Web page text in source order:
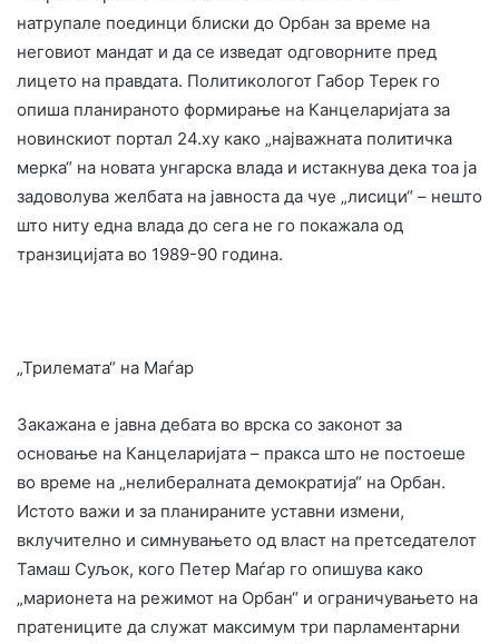
натрупале поединци блиски до Орбан за време на
неговиот мандат и да се изведат одговорните пред
лицето на правдата. Политикологот Габор Терек го
опиша планираното формирање на Канцеларијата за
новинскиот портал 24.ху како „најважната политичка
мерка“ на новата унгарска влада и истакнува дека тоа ја
задоволува желбата на јавноста да чуе „лисици“ – нешто
што ниту една влада до сега не го покажала од
транзицијата во 1989-90 година.
„Трилемата“ на Маѓар
Закажана е јавна дебата во врска со законот за
основање на Канцеларијата – пракса што не постоеше
во време на „нелибералната демократија“ на Орбан.
Истото важи и за планираните уставни измени,
вклучително и симнувањето од власт на претседателот
Тамаш Суљок, кого Петер Маѓар го опишува како
„марионета на режимот на Орбан“ и ограничувањето на
пратениците да служат максимум три парламентарни